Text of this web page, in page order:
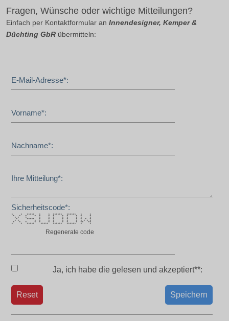
Fragen, Wünsche oder wichtige Mitteilungen?
Einfach per Kontaktformular an Innendesigner, Kemper &
Düchting GbR übermitteln:
E-Mail-Adresse*:
Vorname*:
Nachname*:
Ihre Mitteilung*:
Sicherheitscode*:
* * ***** * * ****** ****** * *
* * * * * * * * * * * *
* * * * * * * * * * *
* ***** * * * * * * * * *
* * * * * * * * * * * * *
* * * * * * * * * * ** **
* * ***** ***** ****** ****** * *
Regenerate code
Ja, ich habe die gelesen und akzeptiert**:
Speichern
Reset